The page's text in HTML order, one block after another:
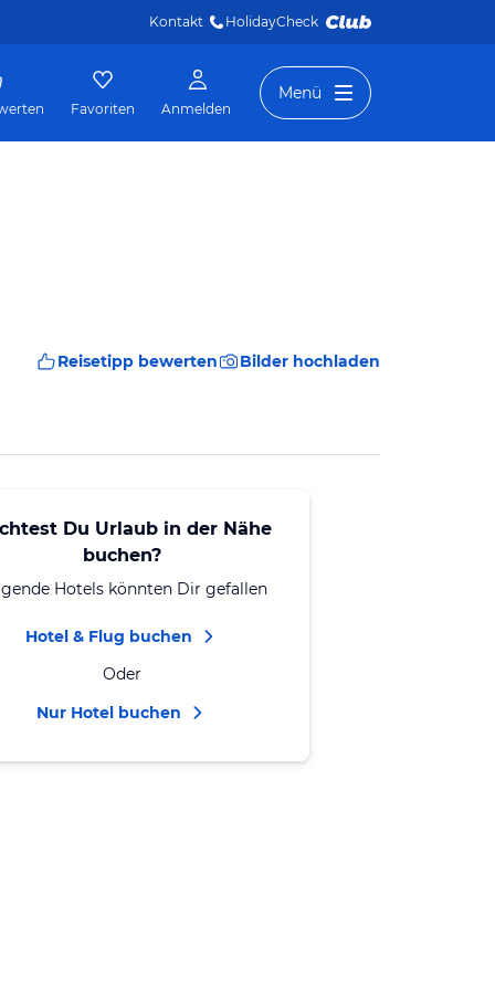
Kontakt HolidayCheck
Favoriten Anmelden
Menü
Reisetipp bewerten Bilder hochladen
Du Urlaub in der Nähe
buchen?
Hotels könnten Dir gefallen
Hotel & Flug buchen
Oder
Nur Hotel buchen